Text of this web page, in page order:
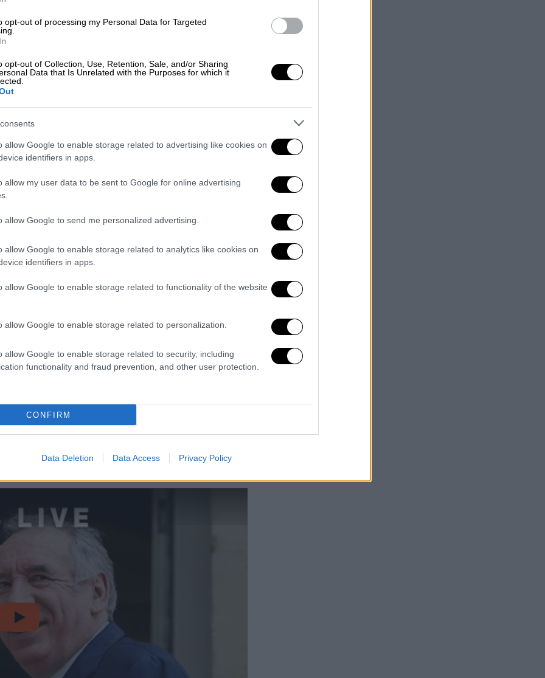
opt-out of processing my Personal Data for Targeted
opt-out of Collection, Use, Retention, Sale, and/or Sharing
Data that Is Unrelated with the Purposes for which it
allow Google to enable storage related to advertising like cookies on
identifiers in apps.
allow my user data to be sent to Google for online advertising
allow Google to send me personalized advertising.
allow Google to enable storage related to analytics like cookies on
identifiers in apps.
allow Google to enable storage related to functionality of the website
allow Google to enable storage related to personalization.
allow Google to enable storage related to security, including
functionality and fraud prevention, and other user protection.
CONFIRM
Data Deletion Data Access Privacy Policy
video
της Εθνοσυνέλευσης
ξεκίνησε στο γαλλικό κοινοβούλιο η
, που έκλεισε με
θα μπορέσουμε να δανειστούμε
στο βήμα του κοινοβουλίου για να
για τον προϋπολογισμό λιτότητας, που
χώρας, το οποίο βρίσκεται στο 114% του
αλήθειας».
του το 2022 και δεύτερου από τότε που
2024, έπεσε. Και ηΓαλλία
από το βάρος του δημόσιου χρέους της,
να έχουν βγάλει τα μαχαίρια με
του 2027.
video